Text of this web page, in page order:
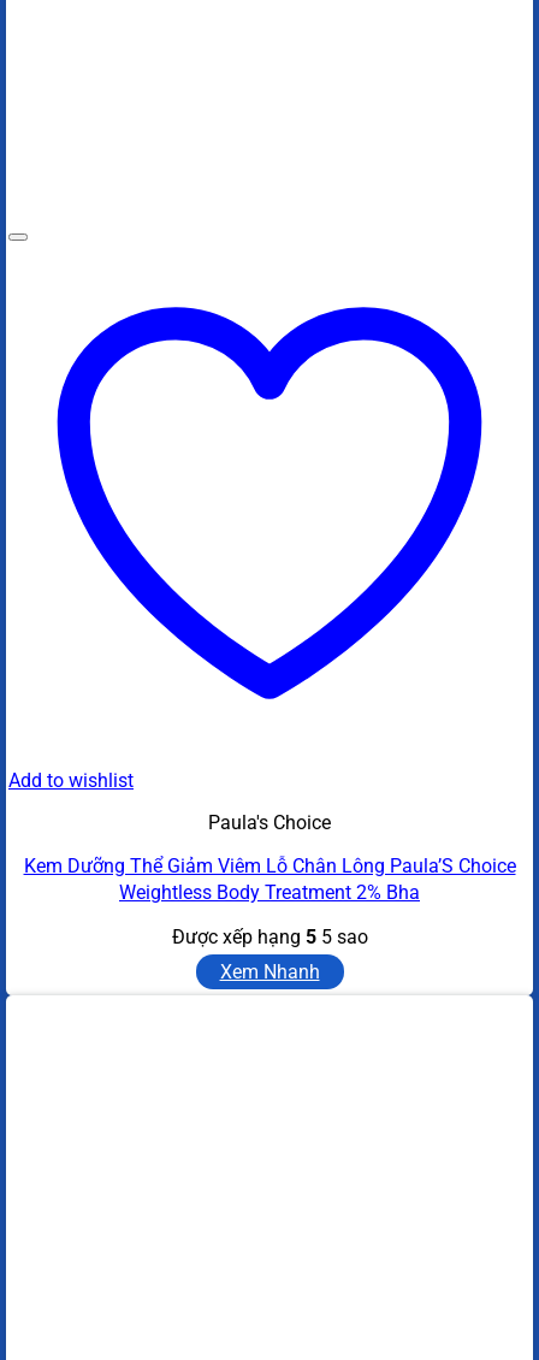
Add to wishlist
Paula's Choice
Kem Dưỡng Thể Giảm Viêm Lỗ Chân Lông Paula’S Choice
Weightless Body Treatment 2% Bha
Được xếp hạng 55 sao
Xem Nhanh